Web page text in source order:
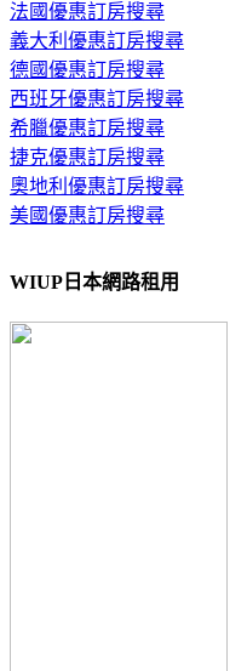
法國優惠訂房搜尋
義大利優惠訂房搜尋
德國優惠訂房搜尋
西班牙優惠訂房搜尋
希臘優惠訂房搜尋
捷克優惠訂房搜尋
奧地利優惠訂房搜尋
美國優惠訂房搜尋
WIUP日本網路租用